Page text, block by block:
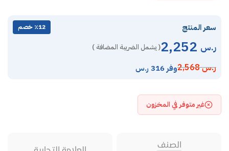
سعر المنتج ٪12 خصم
ر.س ( يشمل الضريبة المضافة )
ر.س2,568 وفر 316 ر.س
غير متوفر في المخزون
الصنف العلامة التجارية